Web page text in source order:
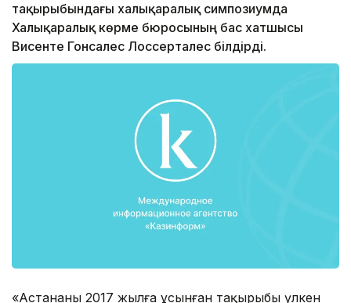
тақырыбындағы халықаралық симпозиумда
Халықаралық көрме бюросының бас хатшысы
Висенте Гонсалес Лоссерталес білдірді.
«Астананың 2017 жылға ұсынған тақырыбы үлкен